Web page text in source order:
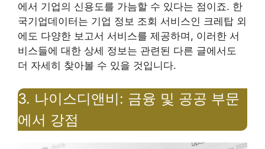
에서 기업의 신용도를 가늠할 수 있다는 점이죠. 한
국기업데이터는 기업 정보 조회 서비스인 크레탑 외
에도 다양한 보고서 서비스를 제공하며, 이러한 서
비스들에 대한 상세 정보는 관련된 다른 글에서도
더 자세히 찾아볼 수 있을 것입니다.
3. 나이스디앤비: 금융 및 공공 부문
에서 강점